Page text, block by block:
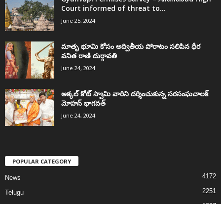
Court informed of threat to...
June 25, 2024
మాతృ భూమి కోసం అద్వితీయ పోరాటం సలిపిన ధీర
వనిత రాణి దుర్గావతి
June 24, 2024
అక్కల్‌ కోట్‌ స్వామి వారిని దర్శించుకున్న సరసంఘచాలక్
మోహన్ భాగవత్
June 24, 2024
POPULAR CATEGORY
News 4172
Telugu 2251